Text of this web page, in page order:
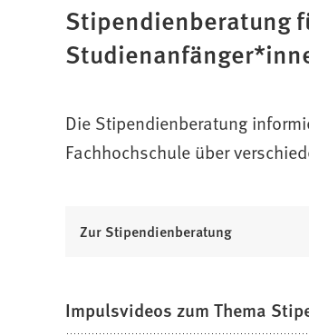
e
t
i
i
n
e
T
Stipendienberatung
Die Stipendienberatung
Fachhochschule über
Zur Stipendienberatung
n
Impulsvideos zum Thema